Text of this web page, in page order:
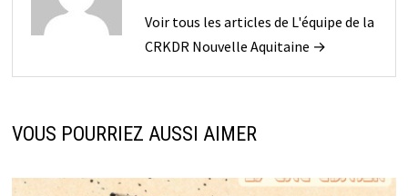
Voir tous les articles de L'équipe de la
CRKDR Nouvelle Aquitaine →
VOUS POURRIEZ AUSSI AIMER